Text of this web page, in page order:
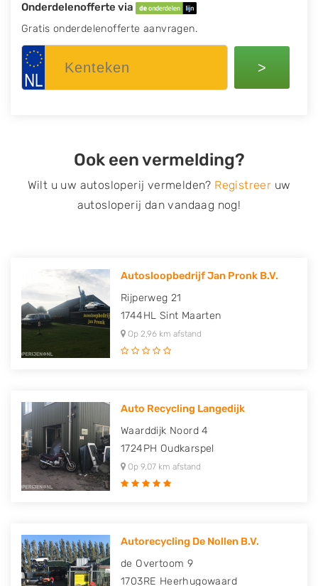
Onderdelenofferte via
Gratis onderdelenofferte aanvragen.
>
Ook een vermelding?
Wilt u uw autosloperij vermelden? Registreer uw
autosloperij dan vandaag nog!
Autosloopbedrijf Jan Pronk B.V.
Rijperweg 21
1744HL Sint Maarten
Op 2,96 km afstand
Auto Recycling Langedijk
Waarddijk Noord 4
1724PH Oudkarspel
Op 9,07 km afstand
Autorecycling De Nollen B.V.
de Overtoom 9
1703RE Heerhugowaard